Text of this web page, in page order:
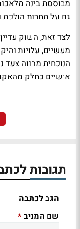
מבוססת בינה
גם על תחרות הולכת
לצד זאת, השוק
מעשיים, עלויות
הנוכחית מהווה צעד
אישיים כחלק
תגובות
הגב לכתבה
שם המגיב *